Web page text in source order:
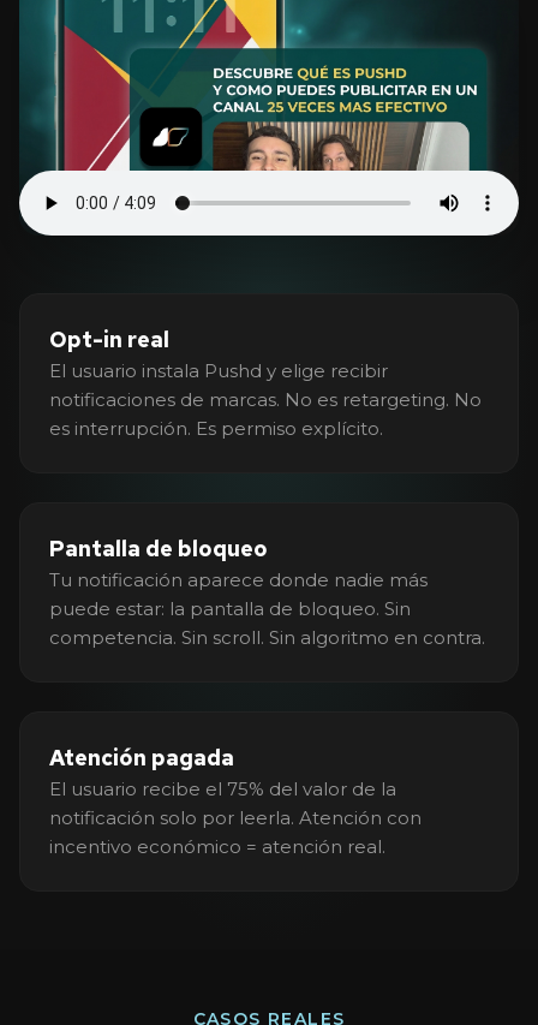
Opt-in real
El usuario instala Pushd y elige recibir
notificaciones de marcas. No es retargeting. No
es interrupción. Es permiso explícito.
Pantalla de bloqueo
Tu notificación aparece donde nadie más
puede estar: la pantalla de bloqueo. Sin
competencia. Sin scroll. Sin algoritmo en contra.
Atención pagada
El usuario recibe el 75% del valor de la
notificación solo por leerla. Atención con
incentivo económico = atención real.
CASOS REALES